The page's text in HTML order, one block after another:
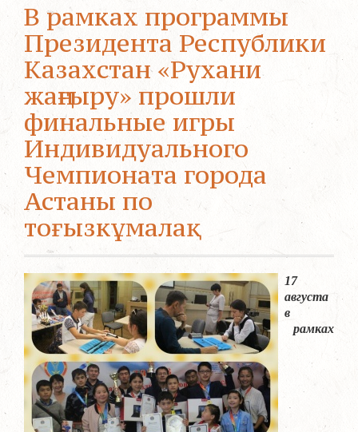
В рамках программы
Президента Республики
Казахстан «Рухани
жаңғыру» прошли
финальные игры
Индивидуального
Чемпионата города
Астаны по
тоғызкұмалақ
17
августа
в
рамках